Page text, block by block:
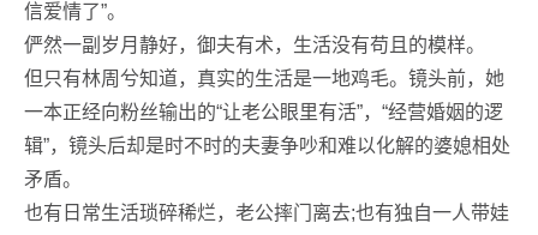
信爱情了”。
俨然一副岁月静好，御夫有术，生活没有苟且的模样。
但只有林周兮知道，真实的生活是一地鸡毛。镜头前，她
一本正经向粉丝输出的“让老公眼里有活”，“经营婚姻的逻
辑”，镜头后却是时不时的夫妻争吵和难以化解的婆媳相处
矛盾。
也有日常生活琐碎稀烂，老公摔门离去;也有独自一人带娃